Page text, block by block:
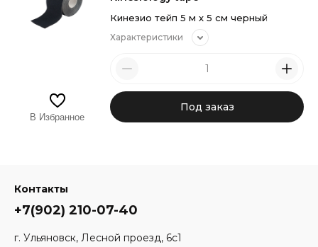
Кинезио тейп 5 м х 5 см черный
Характеристики
Под заказ
В Избранное
Контакты
+7(902) 210-07-40
г. Ульяновск, Лесной проезд, 6с1